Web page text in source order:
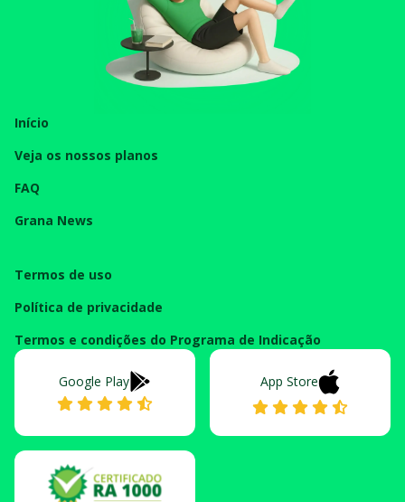
Início
Veja os nossos planos
FAQ
Grana News
Termos de uso
Política de privacidade
Termos e condições do Programa de Indicação
Google Play App Store